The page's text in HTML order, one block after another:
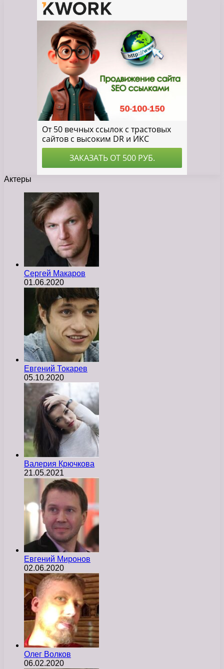
Актеры
Сергей Макаров
01.06.2020
Евгений Токарев
05.10.2020
Валерия Крючкова
21.05.2021
Евгений Миронов
02.06.2020
Олег Волков
06.02.2020